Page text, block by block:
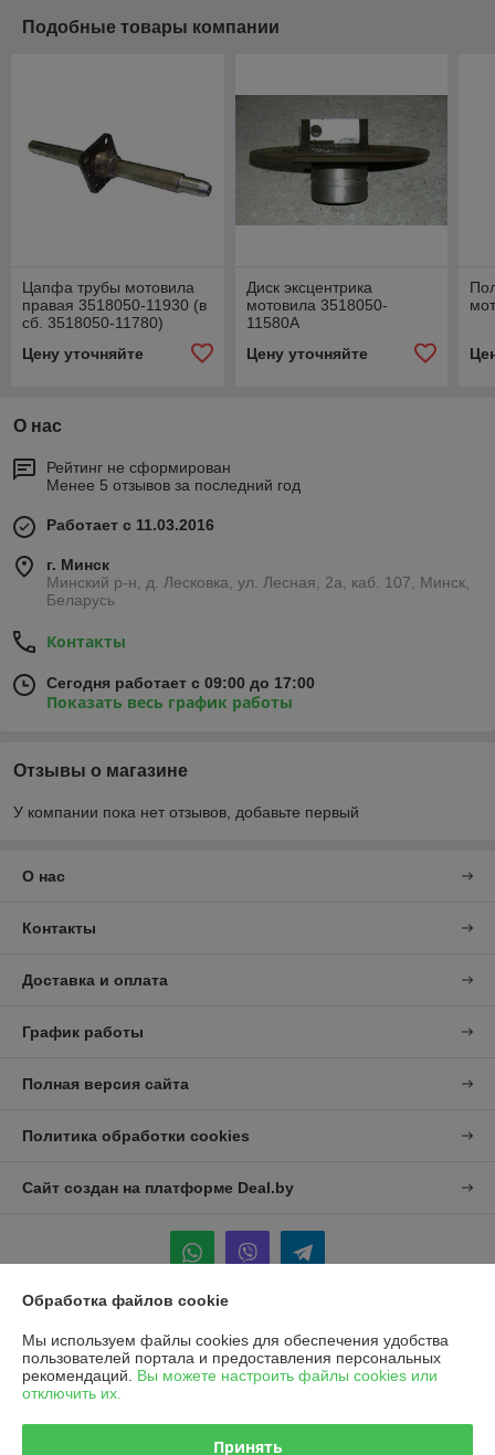
Подобные товары компании
Цапфа трубы мотовила
правая 3518050-11930 (в
сб. 3518050-11780)
Цену уточняйте
Диск эксцентрика
мотовила 3518050-
11580А
Цену уточняйте
О нас
Рейтинг не сформирован
Менее 5 отзывов за последний год
Работает с 11.03.2016
г. Минск
Минский р-н, д. Лесковка, ул. Лесная, 2а, каб. 107, Минск,
Беларусь
Контакты
Сегодня работает с 09:00 до 17:00
Показать весь график работы
Отзывы о магазине
У компании пока нет отзывов, добавьте первый
О нас
Контакты
Доставка и оплата
График работы
Полная версия сайта
Политика обработки cookies
Сайт создан на платформе Deal.by
Информация для покупателя
Юридическое лицо:УП "Агро-Дон-Снаб"
220086 г. Минск, ул. Славинского 8А, к.5
Регистрационный номер ЕГР: 190437992
Обработка файлов cookie
Мы используем файлы cookies для обеспечения удобства
пользователей портала и предоставления персональных
рекомендаций. Вы можете настроить файлы cookies или
отключить их.
Принять